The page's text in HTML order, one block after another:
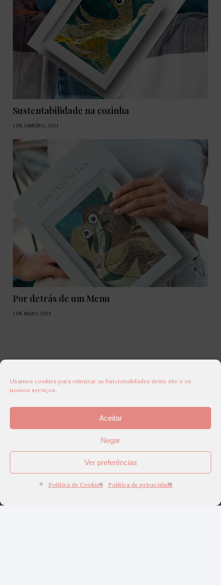
Usamos cookies para otimizar as funcionalidades deste site e os
nossos serviços.
Aceitar
Negar
Ver preferências
Política de Cookies Política de privacidade
Sustentabilidade na cozinha
1 DE JANEIRO, 2021
Por detrás de um Menu
1 DE MAIO, 2021